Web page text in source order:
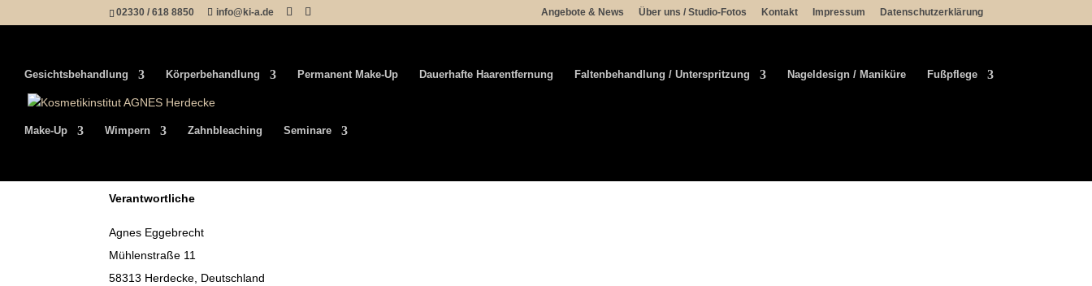
02330 / 618 8850 info@ki-a.de Angebote & News Über uns / Studio-Fotos Kontakt Impressum Datenschutzerklärung
Gesichtsbehandlung Körperbehandlung Permanent Make-Up Dauerhafte Haarentfernung Faltenbehandlung / Unterspritzung Nageldesign / Maniküre Fußpflege
Make-Up Wimpern Zahnbleaching Seminare
Datenschutzerklärung
Verantwortliche
Agnes Eggebrecht
Mühlenstraße 11
58313 Herdecke, Deutschland